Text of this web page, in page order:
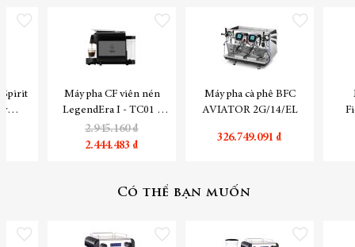
Spirit
Thêm vào danh sách yêu thích
Máy pha CF viên nén
LegendEra I - TC01 -
đen
2.945.160 ₫
2.444.483 ₫
Thêm vào danh sách yêu thích
Máy pha cà phê BFC
AVIATOR 2G/14/EL
326.749.091 ₫
Thêm vào danh sách
Có thể bạn muốn
Thêm vào danh sách yêu thích Thêm vào danh sách yêu thích Thêm vào danh sách